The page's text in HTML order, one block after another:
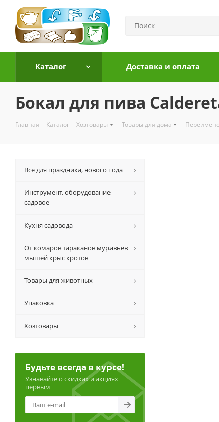
Каталог Доставка и оплата
Бокал для пива
Главная - Каталог - Хозтовары - Товары для дома -
Все для праздника, нового года
Инструмент, оборудование
садовое
Кухня садовода
От комаров тараканов муравьев
мышей крыс кротов
Товары для животных
Упаковка
Хозтовары
Будьте всегда в курсе!
Узнавайте о скидках и акциях
первым